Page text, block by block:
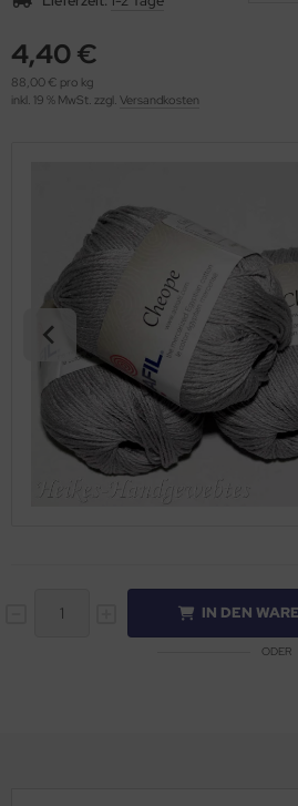
4,40 €
88,00 € pro kg
inkl. 19 % MwSt. zzgl. Versandkosten
IN DEN
ODER